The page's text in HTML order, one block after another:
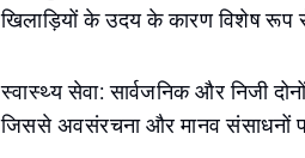
खिलाड़ियों के उदय के कारण विशेष रूप से
स्वास्थ्य सेवा: सार्वजनिक और निजी
जिससे अवसंरचना और मानव संसाधनों